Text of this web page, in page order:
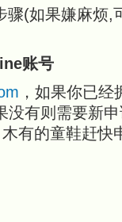
骤(如果嫌麻烦,
账号
，如果你已
没有则需要新
有的童鞋赶快